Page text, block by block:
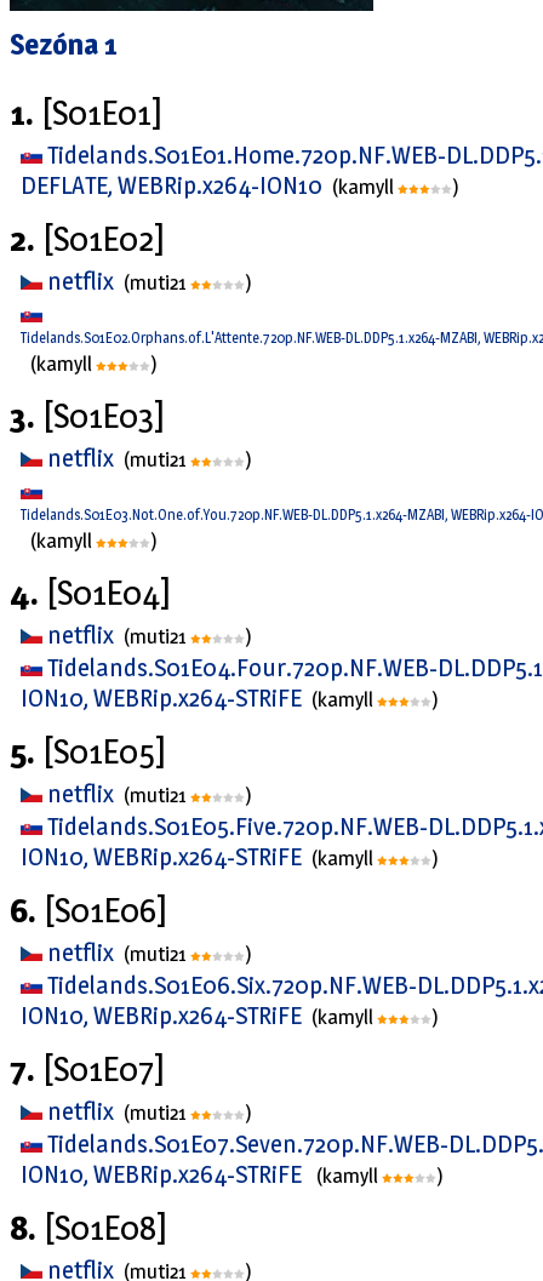
Sezóna 1
1. [S01E01]
Tidelands.S01E01.Home.720p.NF.WEB-
DEFLATE, WEBRip.x264-ION10 (kamyll )
2. [S01E02]
netflix (muti21 )
Tidelands.S01E02.Orphans.of.L'Attente.720p.NF.WEB-DL.DDP5.1.x264-MZABI,
(kamyll )
3. [S01E03]
netflix (muti21 )
Tidelands.S01E03.Not.One.of.You.720p.NF.WEB-DL.DDP5.1.x264-MZABI, WEBRip.x264-
(kamyll )
4. [S01E04]
netflix (muti21 )
Tidelands.S01E04.Four.720p.NF.WEB-
ION10, WEBRip.x264-STRiFE (kamyll )
5. [S01E05]
netflix (muti21 )
Tidelands.S01E05.Five.720p.NF.WEB-
ION10, WEBRip.x264-STRiFE (kamyll )
6. [S01E06]
netflix (muti21 )
Tidelands.S01E06.Six.720p.NF.WEB-
ION10, WEBRip.x264-STRiFE (kamyll )
7. [S01E07]
netflix (muti21 )
Tidelands.S01E07.Seven.720p.NF.WEB-
ION10, WEBRip.x264-STRiFE
(kamyll )
8. [S01E08]
netflix (muti21 )